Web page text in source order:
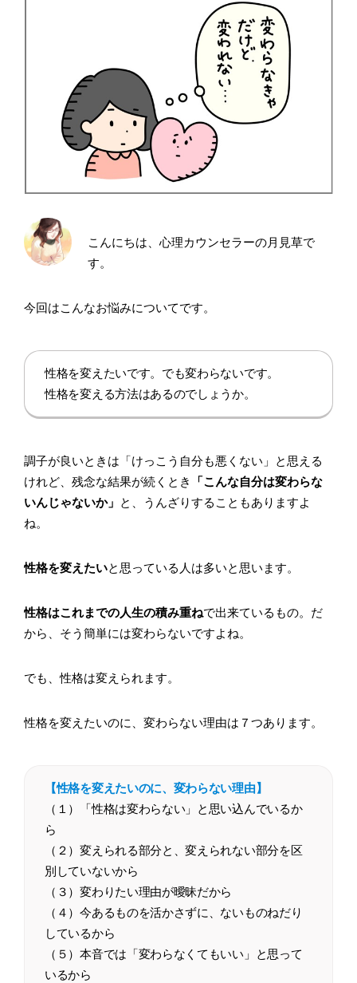
こんにちは、心理カウンセラーの月見草で
す。
今回はこんなお悩みについてです。
性格を変えたいです。でも変わらないです。
性格を変える方法はあるのでしょうか。
調子が良いときは「けっこう自分も悪くない」と思える
けれど、残念な結果が続くとき
「こんな自分は変わらな
いんじゃないか」 と、うんざりすることもありますよ
ね。
性格を変えたいと思っている人は多いと思います。
性格はこれまでの人生の積み重ねで出来ているもの。だ
から、そう簡単には変わらないですよね。
でも、性格は変えられます。
性格を変えたいのに、変わらない理由は７つあります。
【性格を変えたいのに、変わらない理由】
（１）「性格は変わらない」と思い込んでいるか
ら
（２）変えられる部分と、変えられない部分を区
別していないから
（３）変わりたい理由が曖昧だから
（４）今あるものを活かさずに、ないものねだり
しているから
（５）本音では「変わらなくてもいい」と思って
いるから